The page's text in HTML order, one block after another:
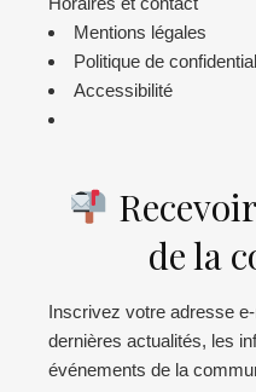
Mentions légales
Politique de
Accessibilité
de la
Inscrivez votre adresse
dernières actualités, les
événements de la